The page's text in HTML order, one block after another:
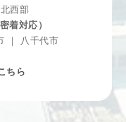
西部
着対応）
｜ 八千代市
ちら